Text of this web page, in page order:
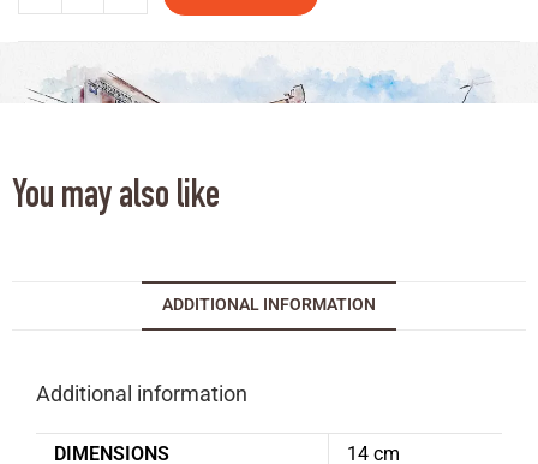
You may also like
ADDITIONAL INFORMATION
Additional information
DIMENSIONS 14 cm